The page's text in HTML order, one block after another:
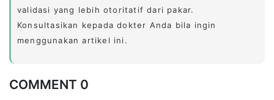
validasi yang lebih otoritatif dari pakar.
Konsultasikan kepada dokter Anda bila ingin
menggunakan artikel ini.
COMMENT 0